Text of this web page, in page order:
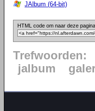
JAlbum (64-bit)
HTML code om naar deze
Trefwoorden:
jalbum